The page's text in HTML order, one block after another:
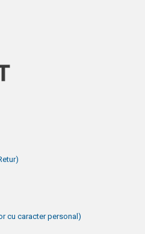
cu caracter personal)